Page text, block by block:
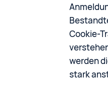
Cookie-
werden
stark